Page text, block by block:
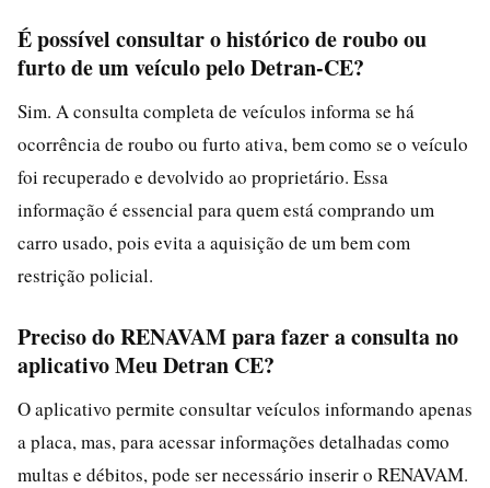
É possível consultar o histórico de roubo ou
furto de um veículo pelo Detran-CE?
Sim. A consulta completa de veículos informa se há
ocorrência de roubo ou furto ativa, bem como se o veículo
foi recuperado e devolvido ao proprietário. Essa
informação é essencial para quem está comprando um
carro usado, pois evita a aquisição de um bem com
restrição policial.
Preciso do RENAVAM para fazer a consulta no
aplicativo Meu Detran CE?
O aplicativo permite consultar veículos informando apenas
a placa, mas, para acessar informações detalhadas como
multas e débitos, pode ser necessário inserir o RENAVAM.